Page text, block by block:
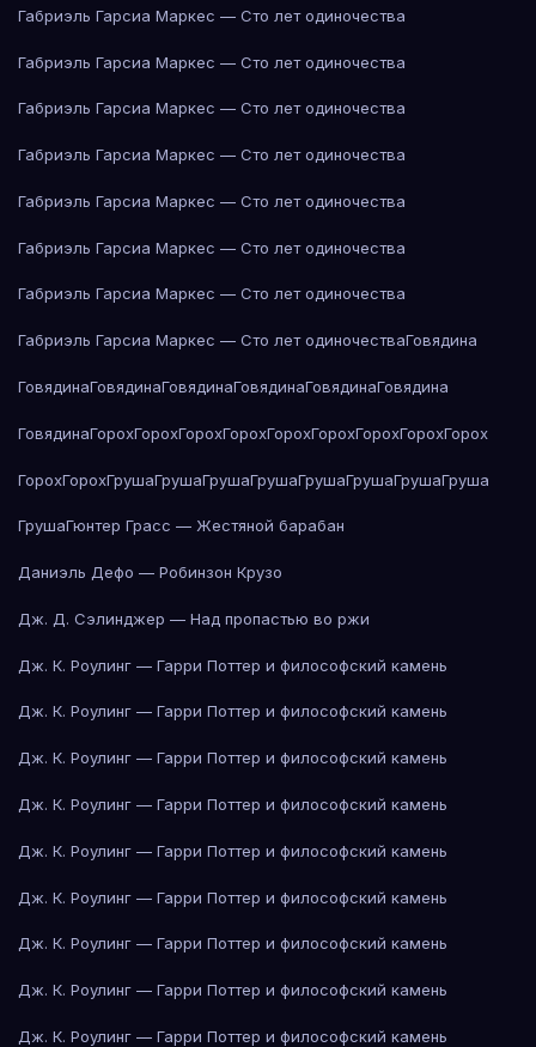
Габриэль Гарсиа Маркес — Сто лет одиночества
Габриэль Гарсиа Маркес — Сто лет одиночества
Габриэль Гарсиа Маркес — Сто лет одиночества
Габриэль Гарсиа Маркес — Сто лет одиночества
Габриэль Гарсиа Маркес — Сто лет одиночества
Габриэль Гарсиа Маркес — Сто лет одиночества
Габриэль Гарсиа Маркес — Сто лет одиночества
Габриэль Гарсиа Маркес — Сто лет одиночестваГовядина
ГовядинаГовядинаГовядинаГовядинаГовядинаГовядина
ГовядинаГорохГорохГорохГорохГорохГорохГорохГорохГорох
ГорохГорохГрушаГрушаГрушаГрушаГрушаГрушаГрушаГруша
ГрушаГюнтер Грасс — Жестяной барабан
Даниэль Дефо — Робинзон Крузо
Дж. Д. Сэлинджер — Над пропастью во ржи
Дж. К. Роулинг — Гарри Поттер и философский камень
Дж. К. Роулинг — Гарри Поттер и философский камень
Дж. К. Роулинг — Гарри Поттер и философский камень
Дж. К. Роулинг — Гарри Поттер и философский камень
Дж. К. Роулинг — Гарри Поттер и философский камень
Дж. К. Роулинг — Гарри Поттер и философский камень
Дж. К. Роулинг — Гарри Поттер и философский камень
Дж. К. Роулинг — Гарри Поттер и философский камень
Дж. К. Роулинг — Гарри Поттер и философский камень